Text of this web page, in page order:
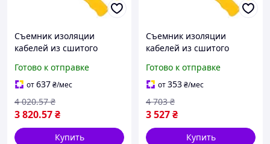
Съемник изоляции
кабелей из сшитого
Стандарт JCBX0301 для
профессионалов
Готово к отправке
от637₴/мес
3 820.57₴
4 020.57 ₴
Купить
Съемник изоляции
кабелей из сшитого
koshik (41-339-85)
Готово к отправке
от353₴/мес
3 527₴
4 703 ₴
Купить